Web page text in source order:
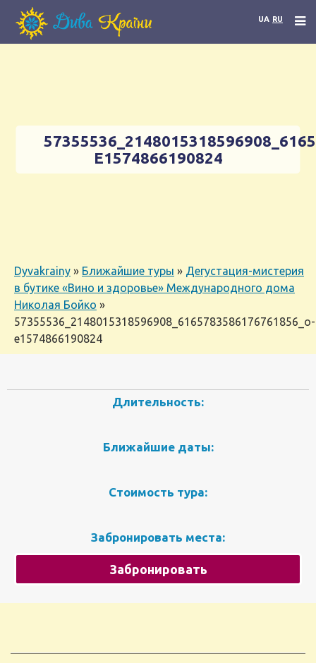
UA RU
E1574866190824
Dyvakrainy » Ближайшие туры » Дегустация-мистерия
в бутике «Вино и здоровье» Международного дома
Николая Бойко »
57355536_2148015318596908_6165783586176761856_o-
e1574866190824
Длительность:
Ближайшие даты:
Стоимость тура:
Забронировать места:
Забронировать